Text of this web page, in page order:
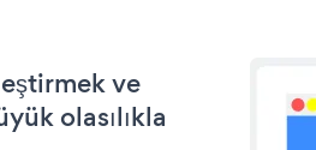
ve
olasılıkla